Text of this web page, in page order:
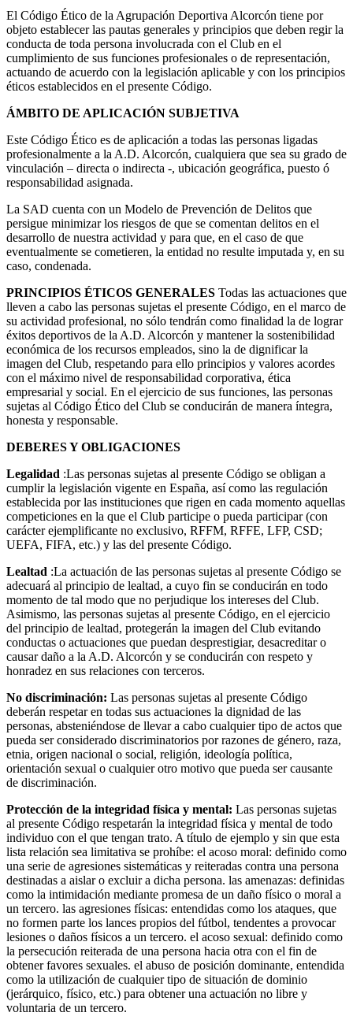
El Código Ético de la Agrupación Deportiva Alcorcón tiene por
objeto establecer las pautas generales y principios que deben regir la
conducta de toda persona involucrada con el Club en el
cumplimiento de sus funciones profesionales o de representación,
actuando de acuerdo con la legislación aplicable y con los principios
éticos establecidos en el presente Código.
ÁMBITO DE APLICACIÓN SUBJETIVA
Este Código Ético es de aplicación a todas las personas ligadas
profesionalmente a la A.D. Alcorcón, cualquiera que sea su grado de
vinculación – directa o indirecta -, ubicación geográfica, puesto ó
responsabilidad asignada.
La SAD cuenta con un Modelo de Prevención de Delitos que
persigue minimizar los riesgos de que se comentan delitos en el
desarrollo de nuestra actividad y para que, en el caso de que
eventualmente se cometieren, la entidad no resulte imputada y, en su
caso, condenada.
PRINCIPIOS ÉTICOS GENERALES Todas las actuaciones que
lleven a cabo las personas sujetas el presente Código, en el marco de
su actividad profesional, no sólo tendrán como finalidad la de lograr
éxitos deportivos de la A.D. Alcorcón y mantener la sostenibilidad
económica de los recursos empleados, sino la de dignificar la
imagen del Club, respetando para ello principios y valores acordes
con el máximo nivel de responsabilidad corporativa, ética
empresarial y social. En el ejercicio de sus funciones, las personas
sujetas al Código Ético del Club se conducirán de manera íntegra,
honesta y responsable.
DEBERES Y OBLIGACIONES
Legalidad :Las personas sujetas al presente Código se obligan a
cumplir la legislación vigente en España, así como las regulación
establecida por las instituciones que rigen en cada momento aquellas
competiciones en la que el Club participe o pueda participar (con
carácter ejemplificante no exclusivo, RFFM, RFFE, LFP, CSD;
UEFA, FIFA, etc.) y las del presente Código.
Lealtad :La actuación de las personas sujetas al presente Código se
adecuará al principio de lealtad, a cuyo fin se conducirán en todo
momento de tal modo que no perjudique los intereses del Club.
Asimismo, las personas sujetas al presente Código, en el ejercicio
del principio de lealtad, protegerán la imagen del Club evitando
conductas o actuaciones que puedan desprestigiar, desacreditar o
causar daño a la A.D. Alcorcón y se conducirán con respeto y
honradez en sus relaciones con terceros.
No discriminación: Las personas sujetas al presente Código
deberán respetar en todas sus actuaciones la dignidad de las
personas, absteniéndose de llevar a cabo cualquier tipo de actos que
pueda ser considerado discriminatorios por razones de género, raza,
etnia, origen nacional o social, religión, ideología política,
orientación sexual o cualquier otro motivo que pueda ser causante
de discriminación.
Protección de la integridad física y mental: Las personas sujetas
al presente Código respetarán la integridad física y mental de todo
individuo con el que tengan trato. A título de ejemplo y sin que esta
lista relación sea limitativa se prohíbe: el acoso moral: definido como
una serie de agresiones sistemáticas y reiteradas contra una persona
destinadas a aislar o excluir a dicha persona. las amenazas: definidas
como la intimidación mediante promesa de un daño físico o moral a
un tercero. las agresiones físicas: entendidas como los ataques, que
no formen parte los lances propios del fútbol, tendentes a provocar
lesiones o daños físicos a un tercero. el acoso sexual: definido como
la persecución reiterada de una persona hacia otra con el fin de
obtener favores sexuales. el abuso de posición dominante, entendida
como la utilización de cualquier tipo de situación de dominio
(jerárquico, físico, etc.) para obtener una actuación no libre y
voluntaria de un tercero.